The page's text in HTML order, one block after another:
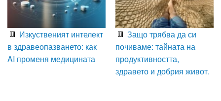
Изкуственият интелект
в здравеопазването: как
AI променя медицината
Защо трябва да си
почиваме: тайната на
продуктивността,
здравето и добрия живот.